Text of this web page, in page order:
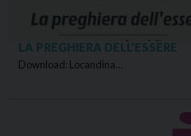
LA PREGHIERA DELL’ESSERE
Download: Locandina…